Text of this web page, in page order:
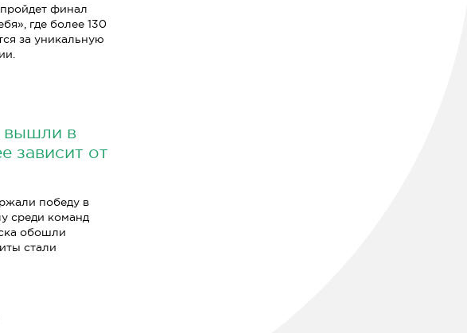
финал
где более 130
за уникальную
вышли в
зависит от
победу в
среди команд
обошли
стали